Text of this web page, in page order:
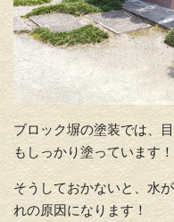
ブロック塀の塗装では、
もしっかり塗っています！
そうしておかないと、水
れの原因になります！